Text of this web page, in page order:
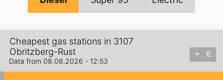
Cheapest gas stations in 3107
Obritzberg-Rust
Data from 08.08.2026 - 12:53